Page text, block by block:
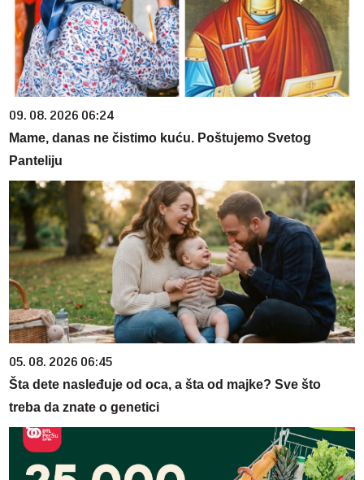
09. 08. 2026 06:24
Mame, danas ne čistimo kuću. Poštujemo Svetog
Panteliju
05. 08. 2026 06:45
Šta dete nasleđuje od oca, a šta od majke? Sve što
treba da znate o genetici